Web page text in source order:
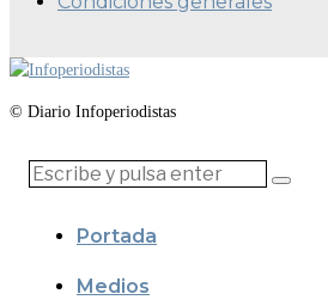
© Diario Infoperiodistas
Portada
Medios